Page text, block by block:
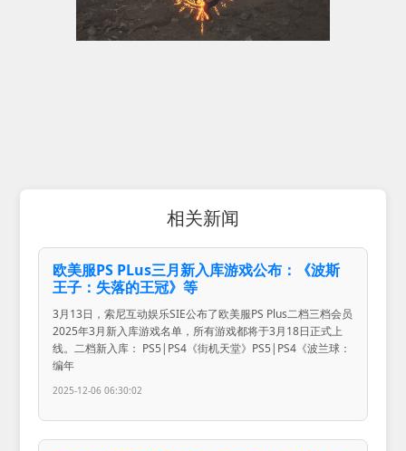
相关新闻
欧美服PS PLus三月新入库游戏公布：《波斯
王子：失落的王冠》等
3月13日，索尼互动娱乐SIE公布了欧美服PS Plus二档三档会员
2025年3月新入库游戏名单，所有游戏都将于3月18日正式上
线。二档新入库： PS5|PS4《街机天堂》PS5|PS4《波兰球：
编年
2025-12-06 06:30:02